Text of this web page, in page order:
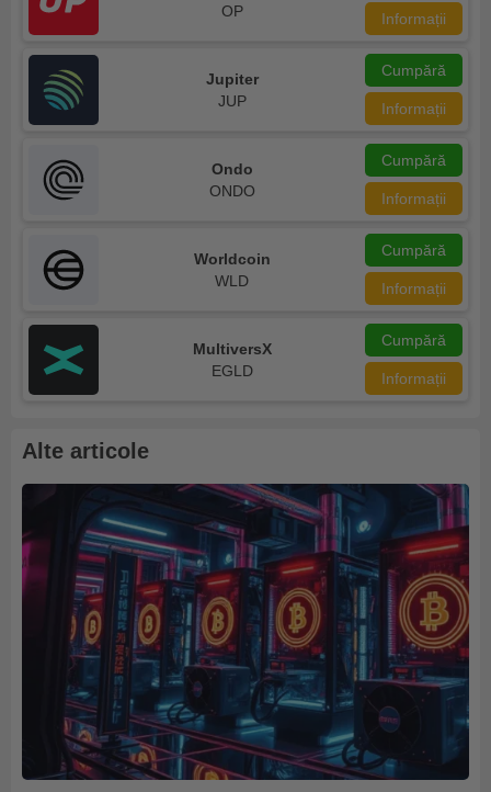
OP
Informații
Jupiter
JUP
Cumpără
Informații
Ondo
ONDO
Cumpără
Informații
Worldcoin
WLD
Cumpără
Informații
MultiversX
EGLD
Cumpără
Informații
Alte articole